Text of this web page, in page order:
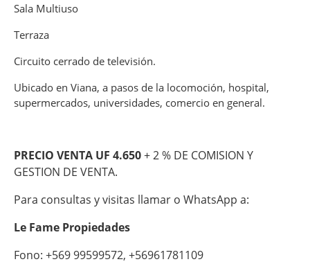
Sala Multiuso
Terraza
Circuito cerrado de televisión.
Ubicado en Viana, a pasos de la locomoción, hospital,
supermercados, universidades, comercio en general.
PRECIO VENTA UF 4.650+ 2 % DE COMISION Y
GESTION DE VENTA.
Para consultas y visitas llamar o WhatsApp a:
Le Fame Propiedades
Fono: +569 99599572, +56961781109